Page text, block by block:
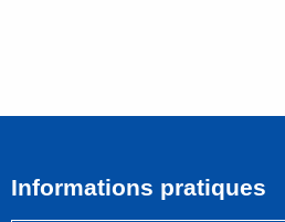
Informations pratiques